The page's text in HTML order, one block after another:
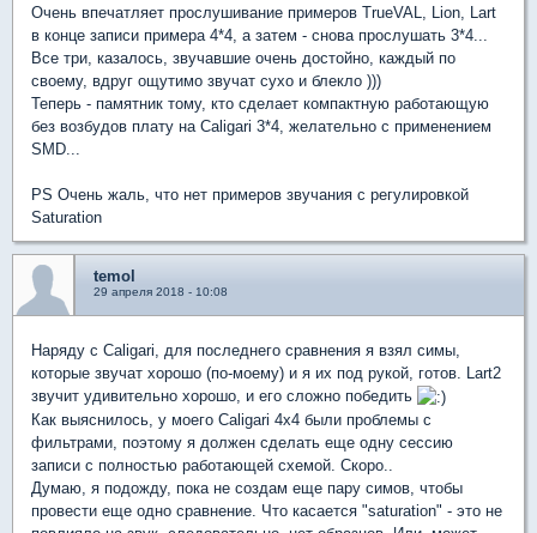
Очень впечатляет прослушивание примеров TrueVAL, Lion, Lart
в конце записи примера 4*4, а затем - снова прослушать 3*4...
Все три, казалось, звучавшие очень достойно, каждый по
своему, вдруг ощутимо звучат сухо и блекло )))
Теперь - памятник тому, кто сделает компактную работающую
без возбудов плату на Caligari 3*4, желательно с применением
SMD...
PS Очень жаль, что нет примеров звучания с регулировкой
Saturation
temol
29 апреля 2018 - 10:08
Наряду с Caligari, для последнего сравнения я взял симы,
которые звучат хорошо (по-моему) и я их под рукой, готов. Lart2
звучит удивительно хорошо, и его сложно победить
Как выяснилось, у моего Caligari 4x4 были проблемы с
фильтрами, поэтому я должен сделать еще одну сессию
записи с полностью работающей схемой. Скоро..
Думаю, я подожду, пока не создам еще пару симов, чтобы
провести еще одно сравнение. Что касается "saturation" - это не